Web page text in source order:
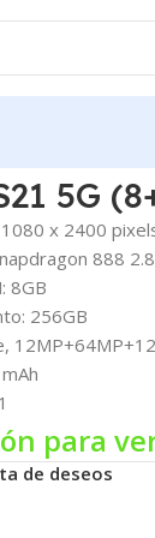
5G
1080 x 2400
888
8GB
256GB
para
de deseos